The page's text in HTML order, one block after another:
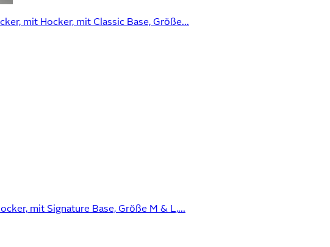
mit Hocker, mit Classic Base, Größe...
mit Signature Base, Größe M & L,...